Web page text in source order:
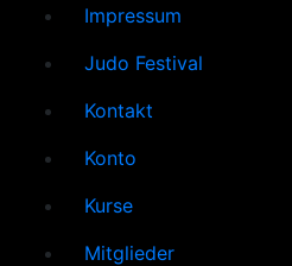
Impressum
Judo Festival
Kontakt
Konto
Kurse
Mitglieder